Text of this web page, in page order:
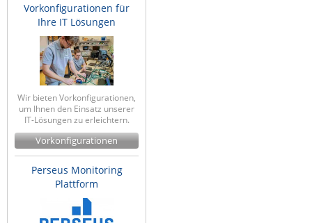
Vorkonfigurationen für
Ihre IT Lösungen
Wir bieten Vorkonfigurationen,
um Ihnen den Einsatz unserer
IT-Lösungen zu erleichtern.
Vorkonfigurationen
Perseus Monitoring
Plattform